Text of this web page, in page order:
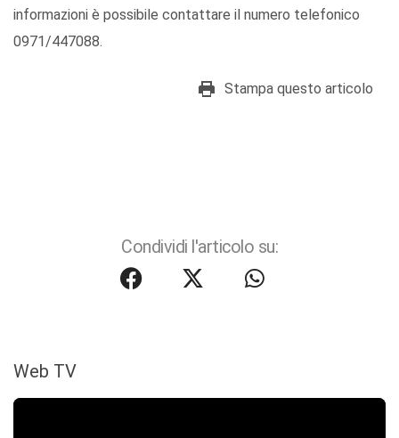
informazioni è possibile contattare il numero telefonico
0971/447088.
Stampa questo articolo
Condividi l'articolo su:
Web TV